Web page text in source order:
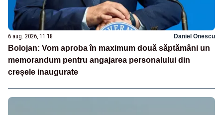
6 aug. 2026, 11:18 Daniel Onescu
Bolojan: Vom aproba în maximum două săptămâni un
memorandum pentru angajarea personalului din
creșele inaugurate